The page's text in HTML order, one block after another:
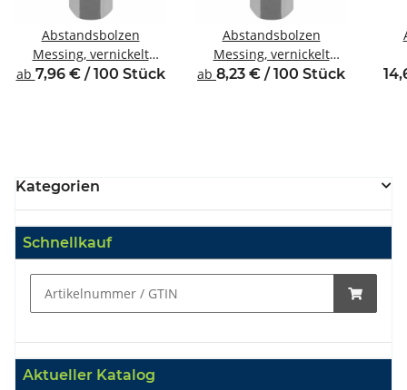
Abstandsbolzen
Messing, vernickelt
Innen/Innengewinde
ab 7,96 € / 100 Stück
Abstandsbolzen
Messing, vernickelt
Innen/Innengewinde M3
ab 8,23 € / 100 Stück
Kategorien
Schnellkauf
Aktueller Katalog